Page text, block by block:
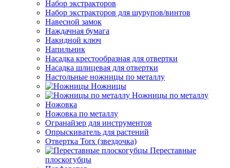
Набор экстракторов
Набор экстракторов для шурупов/винтов
Навесной замок
Наждачная бумага
Накидной ключ
Напильник
Насадка крестообразная для отвертки
Насадка шлицевая для отвертки
Настольные ножницы по металлу
Ножницы
Ножницы по металлу
Ножовка
Ножовка по металлу
Огранайзер для инструментов
Опрыскиватель для растений
Отвертка Torx (звездочка)
Переставные
плоскогубцы